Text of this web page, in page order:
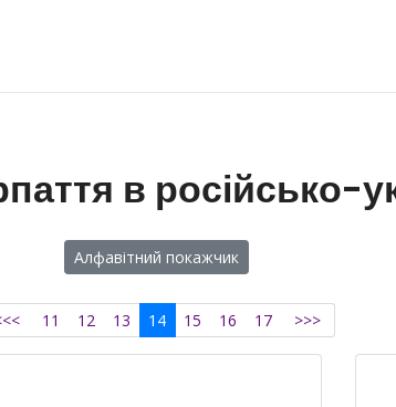
в російсько-
Алфавітний покажчик
11 12 13 14 15 16 17 >>>